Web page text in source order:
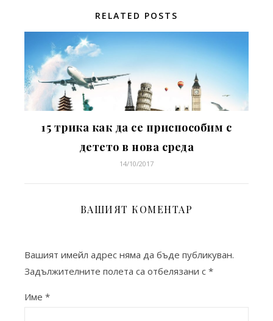
RELATED POSTS
15 трика как да се приспособим с
детето в нова среда
14/10/2017
ВАШИЯТ КОМЕНТАР
Вашият имейл адрес няма да бъде публикуван.
Задължителните полета са отбелязани с *
Име *